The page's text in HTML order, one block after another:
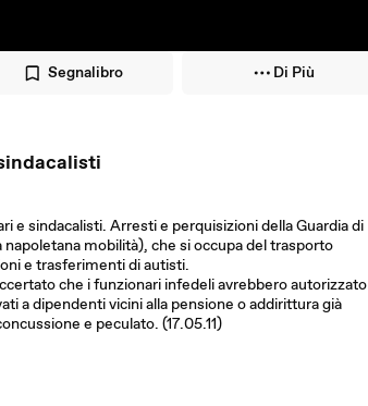
Segnalibro Di Più
sindacalisti. Arresti e perquisizioni della Guardia di
mobilità), che si occupa del trasporto
e trasferimenti di autisti.
che i funzionari infedeli avrebbero autorizzato
a dipendenti vicini alla pensione o addirittura già
e peculato. (17.05.11)